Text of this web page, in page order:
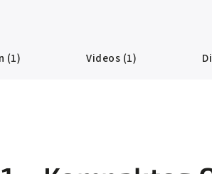
(1) Videos (1)